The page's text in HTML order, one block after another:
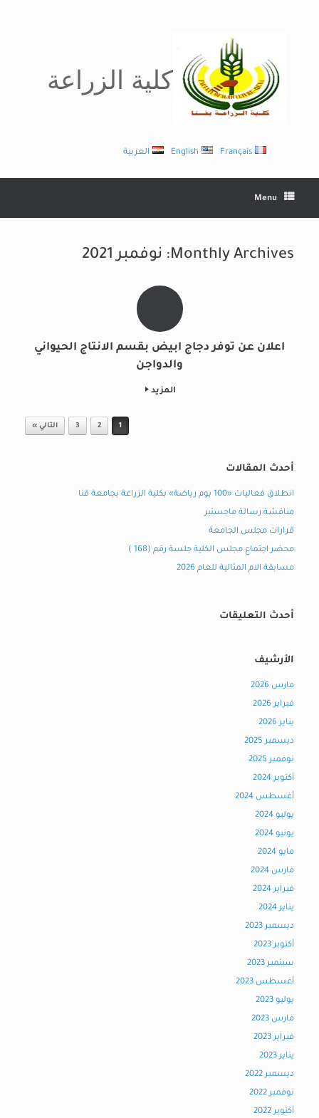
كلية الزراعة
العربية English Français
Menu
Monthly Archives: نوفمبر 2021
اعلان عن توفر دجاج ابيض بقسم الانتاج الحيواني
والدواجن
المزيد
1
2
3 التالي »
أحدث المقالات
انطلاق فعاليات «100 يوم رياضة» بكلية الزراعة بجامعة قنا
مناقشة رسالة ماجستير
قرارات مجلس الجامعة
محضر اجتماع مجلس الكلية جلسة رقم (168 )
مسابقة الام المثالية للعام 2026
أحدث التعليقات
الأرشيف
مارس 2026
فبراير 2026
يناير 2026
ديسمبر 2025
نوفمبر 2025
أكتوبر 2024
أغسطس 2024
يوليو 2024
يونيو 2024
مايو 2024
مارس 2024
فبراير 2024
يناير 2024
ديسمبر 2023
أكتوبر 2023
سبتمبر 2023
أغسطس 2023
يوليو 2023
مارس 2023
فبراير 2023
يناير 2023
ديسمبر 2022
نوفمبر 2022
أكتوبر 2022